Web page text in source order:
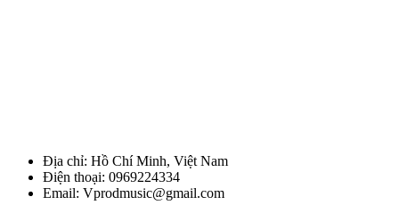
Địa chỉ: Hồ Chí Minh, Việt Nam
Điện thoại: 0969224334
Email: Vprodmusic@gmail.com